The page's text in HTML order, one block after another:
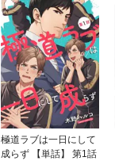
極道ラブは一日にして
成らず 【単話】 第1話